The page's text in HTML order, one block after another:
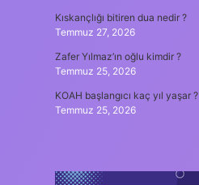
Kıskançlığı bitiren dua nedir ?
Temmuz 27, 2026
Zafer Yılmaz’ın oğlu kimdir ?
Temmuz 25, 2026
KOAH başlangıcı kaç yıl yaşar ?
Temmuz 25, 2026